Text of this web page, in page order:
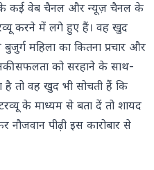
के कई वेब चैनल और न्यूज़ चैनल के
करने में लगे हुए हैं। वह खुद
महिला का कितना प्रचार और
सफलता को सरहाने के साथ-
है तो वह खुद भी सोचती हैं कि
के माध्यम से बता दें तो शायद
पीढ़ी इस कारोबार से